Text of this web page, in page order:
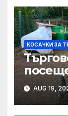
КОСАЧКИ ЗА
2025
AUG 19,